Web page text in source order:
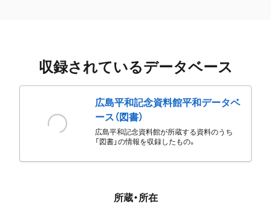
収録されているデータベース
広島平和記念資料館平和データベ
ース（図書）
広島平和記念資料館が所蔵する資料のうち
「図書」の情報を収録したもの。
所蔵・所在